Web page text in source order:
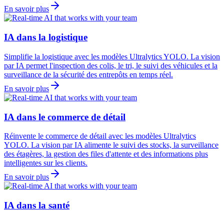
En savoir plus
IA dans la logistique
Simplifie la logistique avec les modèles Ultralytics YOLO. La vision
par IA permet l'inspection des colis, le tri, le suivi des véhicules et la
surveillance de la sécurité des entrepôts en temps réel.
En savoir plus
IA dans le commerce de détail
Réinvente le commerce de détail avec les modèles Ultralytics
YOLO. La vision par IA alimente le suivi des stocks, la surveillance
des étagères, la gestion des files d'attente et des informations plus
intelligentes sur les clients.
En savoir plus
IA dans la santé